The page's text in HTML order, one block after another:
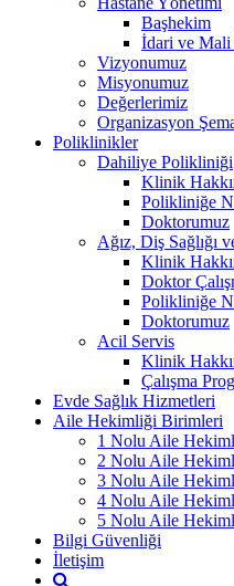
Başhekim
İdari ve
Vizyonumuz
Misyonumuz
Değerlerimiz
Organizasyon
Poliklinikler
Dahiliye Polikliniği
Klinik
Polikliniğe
Doktorumuz
Ağız, Diş Sağlığı
Klinik
Doktor
Polikliniğe
Doktorumuz
Acil Servis
Klinik
Çalışma
Evde Sağlık Hizmetleri
Aile Hekimliği Birimleri
1 Nolu Aile
2 Nolu Aile
3 Nolu Aile
4 Nolu Aile
5 Nolu Aile
Bilgi Güvenliği
İletişim